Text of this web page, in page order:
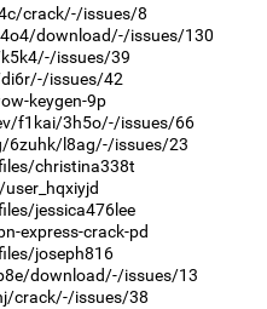
crack/-/issues/8
download/-/issues/130
issues/39
issues/42
keygen-9p
f1kai/3h5o/-/issues/66
6zuhk/l8ag/-/issues/23
christina338t
jessica476lee
express-crack-pd
joseph816
download/-/issues/13
crack/-/issues/38